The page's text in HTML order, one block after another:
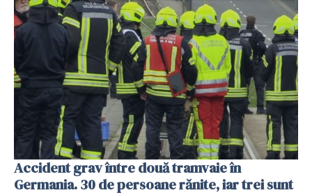
Accident grav între două tramvaie în
Germania. 30 de persoane rănite, iar trei sunt